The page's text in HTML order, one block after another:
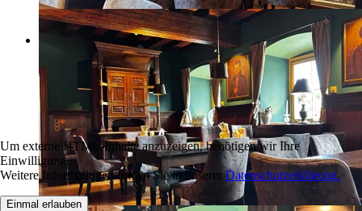
Um externe HTML-Inhalte anzuzeigen, benötigen wir Ihre
Einwilligung.
Weitere Informationen finden Sie in unsererDatenschutzerklärung.
Einmal erlauben